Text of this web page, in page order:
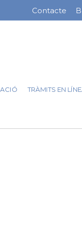
Menú
Contacte
TRÀMITS EN